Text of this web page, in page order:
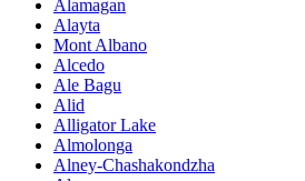
Alamagan
Alayta
Mont Albano
Alcedo
Ale Bagu
Alid
Alligator Lake
Almolonga
Alney-Chashakondzha